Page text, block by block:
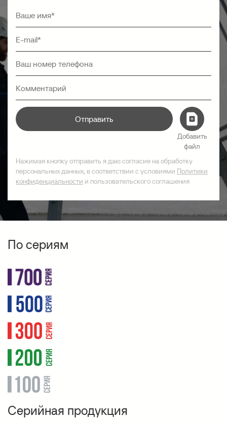
Отправить
Добавить
файл
Нажимая кнопку отправить я даю согласие на обработку
персональных данных, в соответствии с условиями Политики
конфиденциальности и пользовательского соглашения
По сериям
Серийная продукция